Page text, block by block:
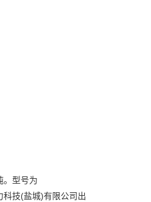
型号为
技(盐城)有限公司出